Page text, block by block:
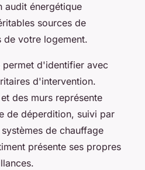
audit énergétique
sources de
de votre logement.
permet d'identifier avec
d'intervention.
des murs représente
de déperdition, suivi par
de chauffage
présente ses propres